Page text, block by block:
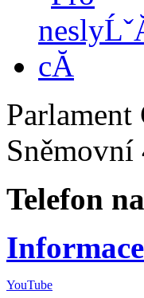
Parlament
Sněmovní
Telefon
YouTube